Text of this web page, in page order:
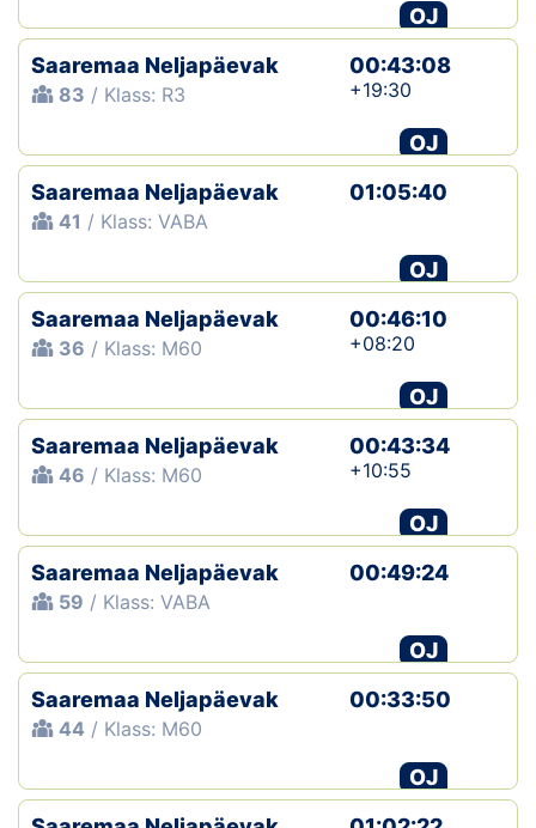
OJ
Saaremaa Neljapäevak
83 / Klass: R3
00:43:08
+19:30
OJ
Saaremaa Neljapäevak
41 / Klass: VABA
01:05:40
OJ
Saaremaa Neljapäevak
36 / Klass: M60
00:46:10
+08:20
OJ
Saaremaa Neljapäevak
46 / Klass: M60
00:43:34
+10:55
OJ
Saaremaa Neljapäevak
59 / Klass: VABA
00:49:24
OJ
Saaremaa Neljapäevak
44 / Klass: M60
00:33:50
OJ